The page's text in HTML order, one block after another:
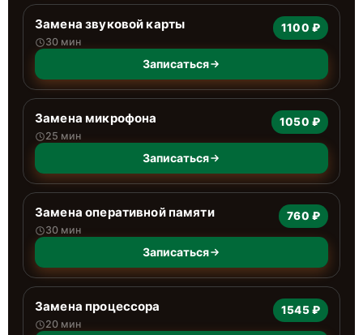
Замена звуковой карты
30 мин
1100 ₽
Записаться
Замена микрофона
25 мин
1050 ₽
Записаться
Замена оперативной памяти
30 мин
760 ₽
Записаться
Замена процессора
20 мин
1545 ₽